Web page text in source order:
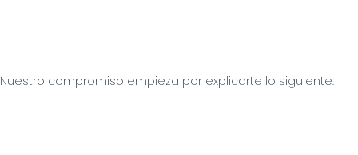
Nuestro compromiso empieza por explicarte lo siguiente: